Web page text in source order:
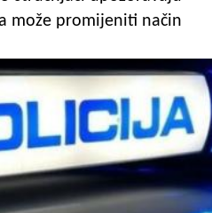
može promijeniti način